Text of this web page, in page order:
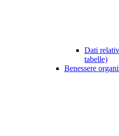
Dati
tabelle)
Benessere